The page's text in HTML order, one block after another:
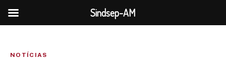
NOTÍCIAS
Sindsep-AM